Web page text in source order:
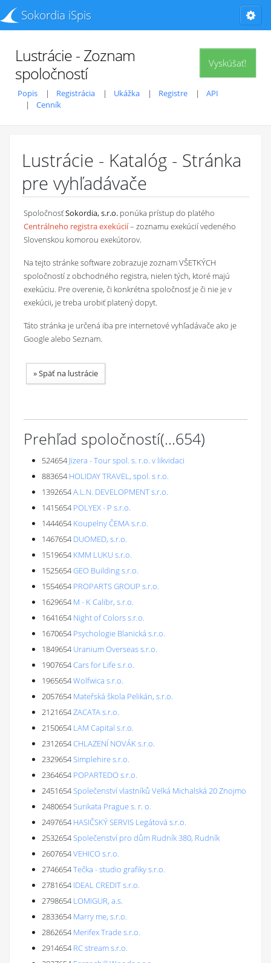
Sokordia iSpis
Vyskúšať!
Lustrácie - Zoznam
spoločností
Popis Registrácia Ukážka Registre
API
Cenník
Lustrácie - Katalóg - Stránka
pre vyhľadávače
SpoločnosťSokordia, s.r.o. ponúka prístup do platého
Centrálneho registra exekúcií– zoznamu exekúcií vedeného
Slovenskou komorou exekútorov.
Na tejto stránke software zobrazuje zoznam VŠETKÝCH
spoločností z obchodného registra, nielen tých, ktoré majú
exekúciu. Pre overenie, či konkrétna spoločnosť je či nie je v
exekúcii, je treba urobiť platený dopyt.
Táto stránka je určená iba pre internetové vyhľadávače ako je
Google alebo Seznam.
»Späť na lustrácie
Prehľad spoločností(...654)
524654 Jizera - Tour spol. s. r.o. v likvidaci
883654 HOLIDAY TRAVEL, spol. s r.o.
1392654A.L.N. DEVELOPMENT s.r.o.
1415654 POLYEX - P s.r.o.
1444654 Koupelny ČEMA s.r.o.
1467654 DUOMED, s.r.o.
1519654 KMM LUKU s.r.o.
1525654GEO Building s.r.o.
1554654 PROPARTS GROUP s.r.o.
1629654 M - K Calibr, s.r.o.
1641654 Night of Colors s.r.o.
1670654 Psychologie Blanická s.r.o.
1849654 Uranium Overseas s.r.o.
1907654Cars for Life s.r.o.
1965654Wolfwica s.r.o.
2057654 Mateřská škola Pelikán, s.r.o.
2121654ZACATA s.r.o.
2150654 LAM Capital s.r.o.
2312654CHLAZENÍ NOVÁK s.r.o.
2329654Simplehire s.r.o.
2364654 POPARTEDO s.r.o.
2451654Společenství vlastníků Velká Michalská 20 Znojmo
2480654Surikata Prague s. r. o.
2497654 HASIČSKÝ SERVIS Legátová s.r.o.
2532654Společenství pro dům Rudník 380, Rudník
2607654VEHICO s.r.o.
2746654Tečka - studio grafiky s.r.o.
2781654 IDEAL CREDIT s.r.o.
2798654 LOMIGUR, a.s.
2833654 Marry me, s.r.o.
2862654 Merifex Trade s.r.o.
2914654 RC stream s.r.o.